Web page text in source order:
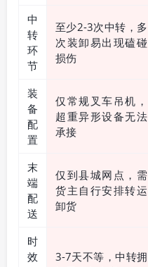
中
转
环
节
至少2-3次中转，多
次装卸易出现磕碰
损伤
装
备
配
置
仅常规叉车吊机，
超重异形设备无法
承接
末
端
配
送
仅到县城网点，需
货主自行安排转运
卸货
时
效
3-7天不等，中转拥